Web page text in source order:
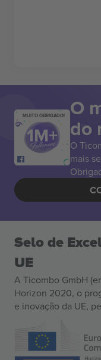
MUITO OBRIGADO! O
do
O
mais
Selo de
UE
A Ticombo GmbH
Horizon 2020, o
e inovação da UE,